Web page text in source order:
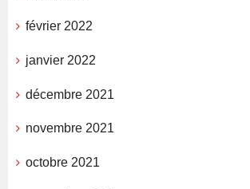
février 2022
janvier 2022
décembre 2021
novembre 2021
octobre 2021